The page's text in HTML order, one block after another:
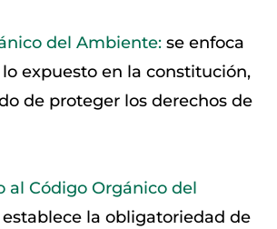
del Ambiente: se enfoca
expuesto en la constitución,
de proteger los derechos de
al Código Orgánico del
establece la obligatoriedad de